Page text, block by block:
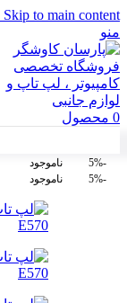
Skip to main content
منو
0 محصول
-5%
ناموجود
-5%
ناموجود